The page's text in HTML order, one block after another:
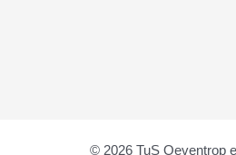
© 2026 TuS Oeventrop